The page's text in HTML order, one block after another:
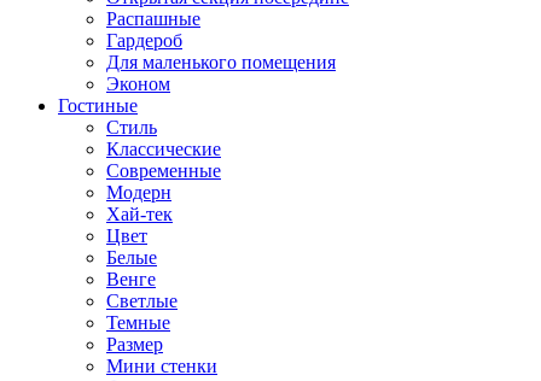
Распашные
Гардероб
Для маленького помещения
Эконом
Гостиные
Стиль
Классические
Современные
Модерн
Хай-тек
Цвет
Белые
Венге
Светлые
Темные
Размер
Мини стенки